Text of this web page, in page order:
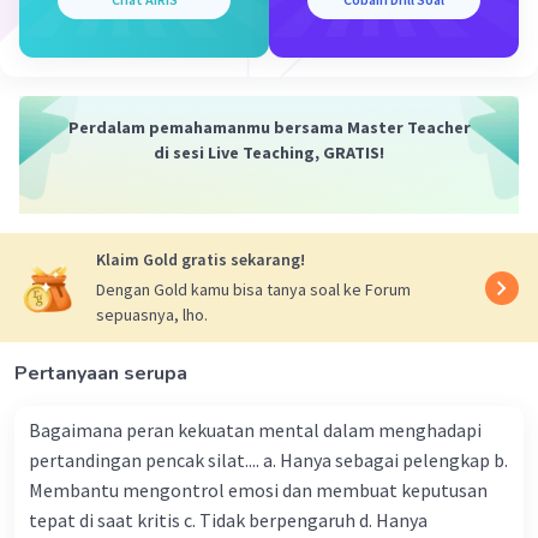
memiliki pengetahuan yang luas. Ini
menginspirasi umat Islam untuk
mengajak manusia untuk merenungkan
ciptaan Allah SWT. Hal ini mendorong
tahu tentang alam semesta.
Cara Islam Mendorong Berpikir Kritis dan
Mencintai IPTEK
Islam mendorong umatnya untuk berpikir kritis
dan mencintai IPTEK melalui beberapa cara,
Mendorong bertanya:
Islam tidak
melarang umatnya untuk bertanya. Justru,
bertanya merupakan salah satu cara untuk
Perdalam pemahamanmu bersama Master Teacher
di sesi Live Teaching, GRATIS!
Klaim Gold gratis sekarang!
Dengan Gold kamu bisa tanya soal ke Forum
sepuasnya, lho.
Pertanyaan serupa
Bagaimana peran kekuatan mental dalam menghadapi
pertandingan pencak silat.... a. Hanya sebagai pelengkap b.
Membantu mengontrol emosi dan membuat keputusan
tepat di saat kritis c. Tidak berpengaruh d. Hanya